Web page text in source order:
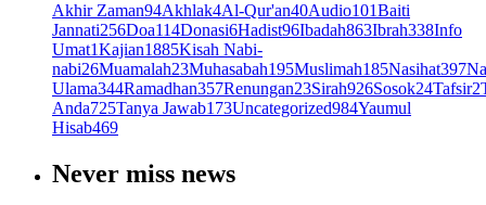
Akhir Zaman94Akhlak4Al-Qur'an40Audio101Baiti
Jannati256Doa114Donasi6Hadist96Ibadah863Ibrah338Info
Umat1Kajian1885Kisah Nabi-
nabi26Muamalah23Muhasabah195Muslimah185Nasihat397
Ulama344Ramadhan357Renungan23Sirah926Sosok24Tafsir2
Anda725Tanya Jawab173Uncategorized984Yaumul
Hisab469
Never miss news